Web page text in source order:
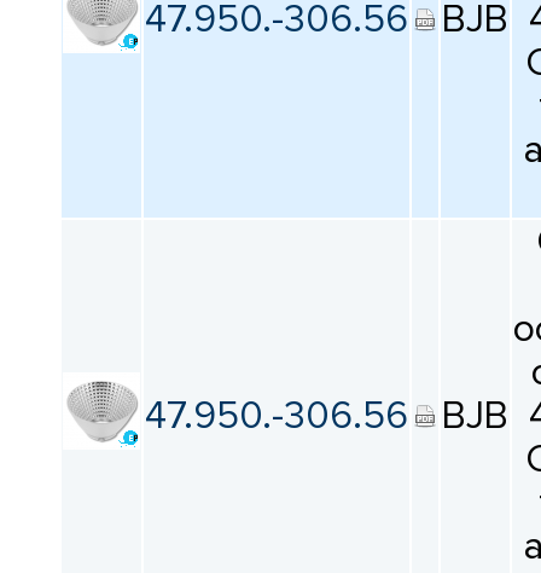
ПРОИЗВОДИТЕЛЕЙ
47.950.-306.56 BJB
47.950.-306.56 BJB